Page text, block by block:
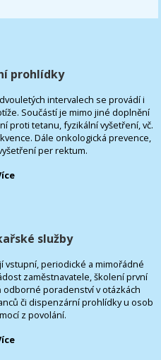
prohlídky
intervalech se provádí i
Součástí je mimo jiné doplnění
proti tetanu, fyzikální vyšetření, vč.
Dále onkologická prevence,
per rektum.
služby
vstupní, periodické a mimořádné
zaměstnavatele, školení první
poradenství v otázkách
či dispenzární prohlídky u osob
z povolání.